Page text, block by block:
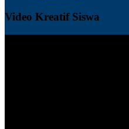
Video Kreatif Siswa